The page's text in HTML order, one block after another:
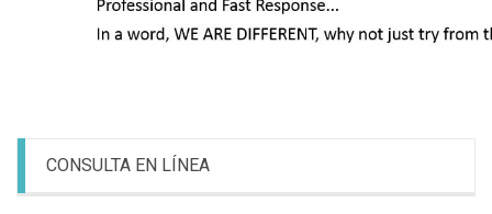
CONSULTA EN LÍNEA